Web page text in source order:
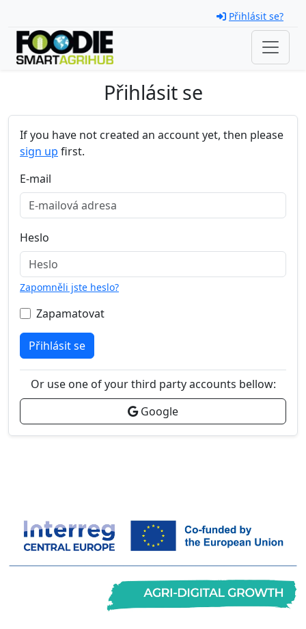
Přihlásit se?
Přihlásit se
If you have not created an account yet, then please
sign up first.
E-mail
Heslo
Zapomněli jste heslo?
Zapamatovat
Přihlásit se
Or use one of your third party accounts bellow:
Google